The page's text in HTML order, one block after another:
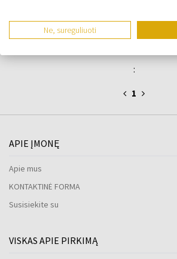
190,00 €
:
1
APIE ĮMONĘ
Apie mus
KONTAKTINĖ FORMA
Susisiekite su
VISKAS APIE PIRKIMĄ
Ne, sureguliuoti